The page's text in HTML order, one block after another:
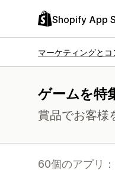
Shopify App
マーケティングと
ゲームを特
賞品でお客様
60個のアプリ：